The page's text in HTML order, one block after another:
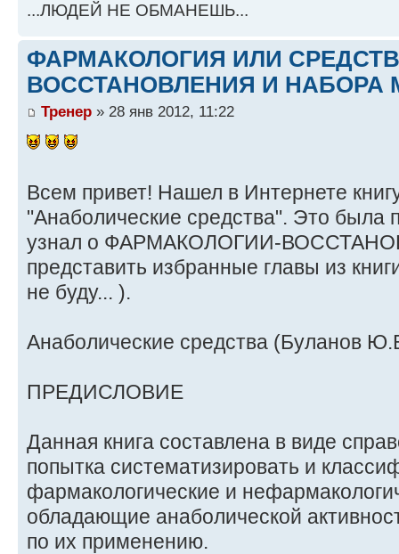
...ЛЮДЕЙ НЕ ОБМАНЕШЬ...
ФАРМАКОЛОГИЯ ИЛИ
ВОССТАНОВЛЕНИЯ И НАБОРА
Тренер » 28 янв 2012, 11:22
Всем привет! Нашел в Интернете
"Анаболические средства". Это была
узнал о ФАРМАКОЛОГИИ-
представить избранные главы из
не буду... ).
Анаболические средства (Буланов
ПРЕДИСЛОВИЕ
Данная книга составлена в виде
попытка систематизировать и
фармакологические и
обладающие анаболической
по их применению.